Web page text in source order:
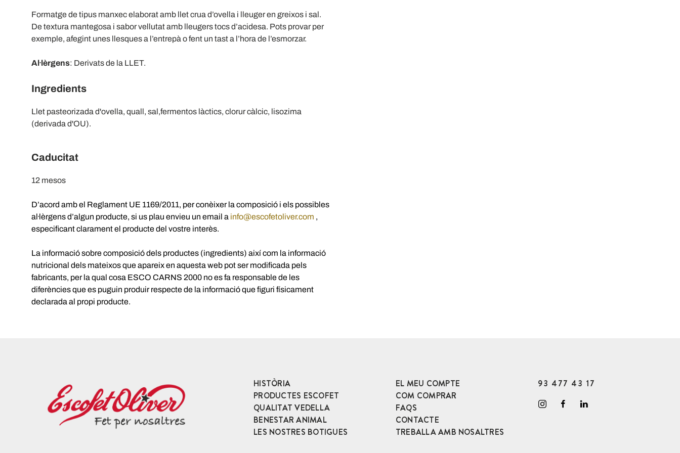
Formatge de tipus manxec elaborat amb llet crua d’ovella i lleuger en greixos i sal.
De textura mantegosa i sabor vellutat amb lleugers tocs d’acidesa. Pots provar per
exemple, afegint unes llesques a l’entrepà o fent un tast a l’hora de l’esmorzar.
Al·lèrgens: Derivats de la LLET.
Ingredients
Llet pasteorizada d'ovella, quall, sal,fermentos làctics, clorur càlcic, lisozima
(derivada d'OU).
Caducitat
12 mesos
D’acord amb el Reglament UE 1169/2011, per conèixer la composició i els possibles
al·lèrgens d’algun producte, si us plau envieu un email a info@escofetoliver.com ,
especificant clarament el producte del vostre interès.
La informació sobre composició dels productes (ingredients) així com la informació
nutricional dels mateixos que apareix en aquesta web pot ser modificada pels
fabricants, per la qual cosa ESCO CARNS 2000 no es fa responsable de les
diferències que es puguin produir respecte de la informació que figuri físicament
declarada al propi producte.
HISTÒRIA
PRODUCTES ESCOFET
QUALITAT VEDELLA
BENESTAR ANIMAL
LES NOSTRES BOTIGUES
EL MEU COMPTE
COM COMPRAR
FAQS
CONTACTE
TREBALLA AMB NOSALTRES
93 477 43 17